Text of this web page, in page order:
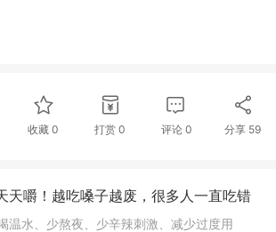
收藏0 打赏 0 评论 0 分享 59
天嚼！越吃嗓子越废，很多人一直吃错
温水、少熬夜、少辛辣刺激、减少过度用